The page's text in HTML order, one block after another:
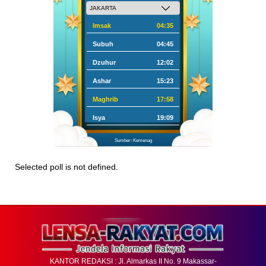
Imsak 04:35
Subuh 04:45
Dzuhur 12:02
Ashar 15:23
Maghrib 17:58
Isya 19:09
Sumber: Kemenag
Selected poll is not defined.
KANTOR REDAKSI : Jl. Almarkas II No. 9 Makassar-